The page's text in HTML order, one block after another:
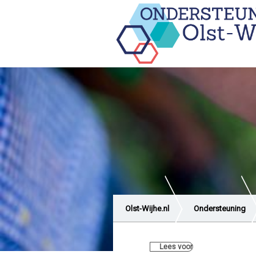
Olst-Wijhe.nl Ondersteuning
Lees voor